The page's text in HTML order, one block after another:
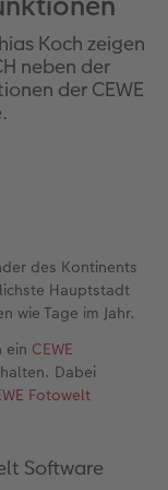
Koch zeigen
neben der
der CEWE
des Kontinents
Hauptstadt
wie Tage im Jahr.
ein CEWE
Dabei
Fotowelt
Software